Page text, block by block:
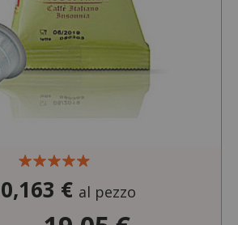
0,163 € al pezzo